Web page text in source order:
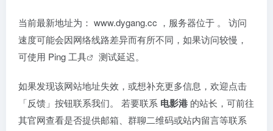
当前最新地址为： www.dygang.cc ，服务器位于 。 访问
速度可能会因网络线路差异而有所不同，如果访问较慢，
可使用 Ping 工具 测试延迟。
如果发现该网站地址失效，或想补充更多信息，欢迎点击
「反馈」按钮联系我们。 若要联系 电影港 的站长，可前往
其官网查看是否提供邮箱、群聊二维码或站内留言等联系